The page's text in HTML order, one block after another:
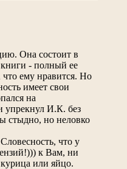
Она состоит в
книги - полный ее
что ему нравится. Но
имеет свои
на
упрекнул И.К. без
стыдно, но неловко
что у
к Вам, ни
или яйцо.